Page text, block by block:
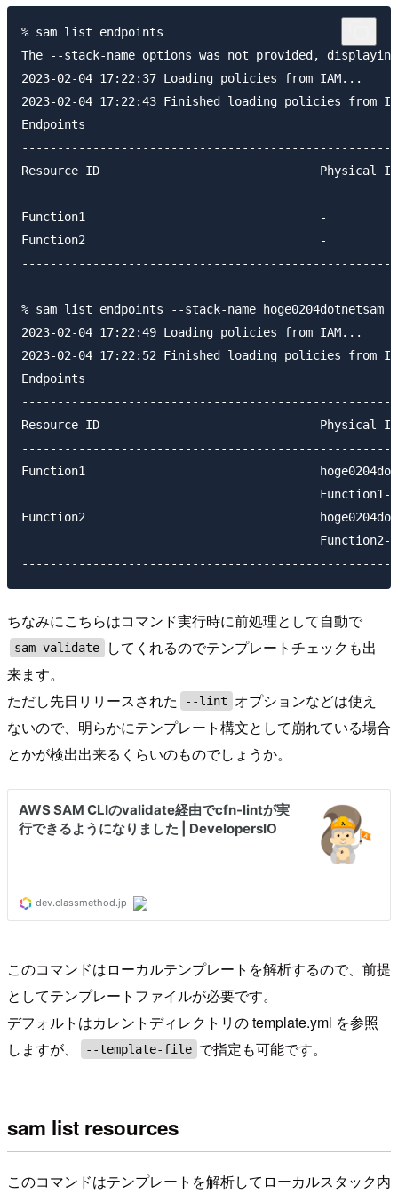
% sam list endpoints
The --stack-name options was not provided,
2023-02-04 17:22:37 Loading policies from IAM...
2023-02-04 17:22:43 Finished loading policies from
Endpoints
Resource ID
Function1
Function2
% sam list endpoints --stack-name hoge0204dotnetsam
2023-02-04 17:22:49 Loading policies from IAM...
2023-02-04 17:22:52 Finished loading policies from
Endpoints
Resource ID
Function1
Function2
ちなみにこちらはコマンド実行時に前処理として自動で
sam validate
してくれるのでテンプレートチェックも出
来ます。
ただし先日リリースされた
--lint
オプションなどは使え
ないので、明らかにテンプレート構文として崩れている場合
とかが検出出来るくらいのものでしょうか。
このコマンドはローカルテンプレートを解析するので、前提
としてテンプレートファイルが必要です。
デフォルトはカレントディレクトリの template.yml を参照
しますが、
--template-file で指定も可能です。
sam list resources
このコマンドはテンプレートを解析してローカルスタック内